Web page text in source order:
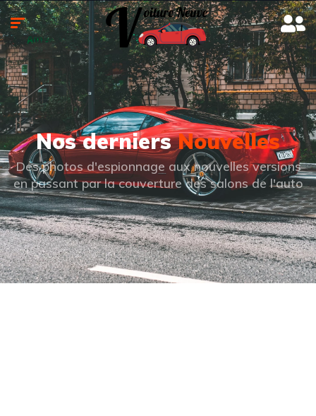
Nos derniersNouvelles
Des photos d'espionnage aux nouvelles versions
en passant par la couverture des salons de l'auto